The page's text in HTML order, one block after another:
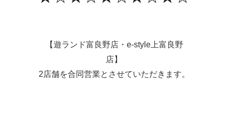
【遊ランド富良野店・e-style上富良野
店】
2店舗を合同営業とさせていただきます。